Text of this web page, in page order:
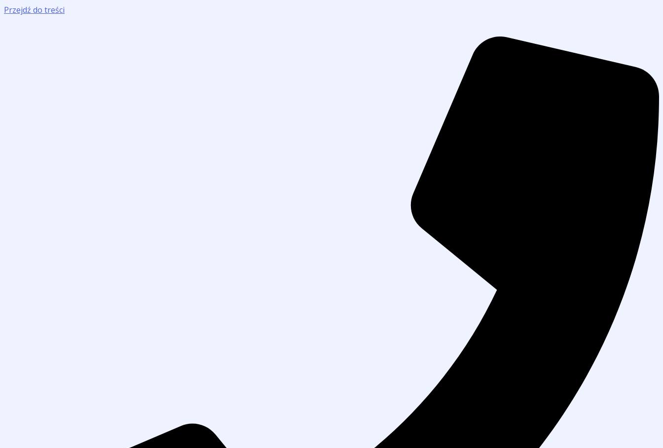
Przejdź do treści